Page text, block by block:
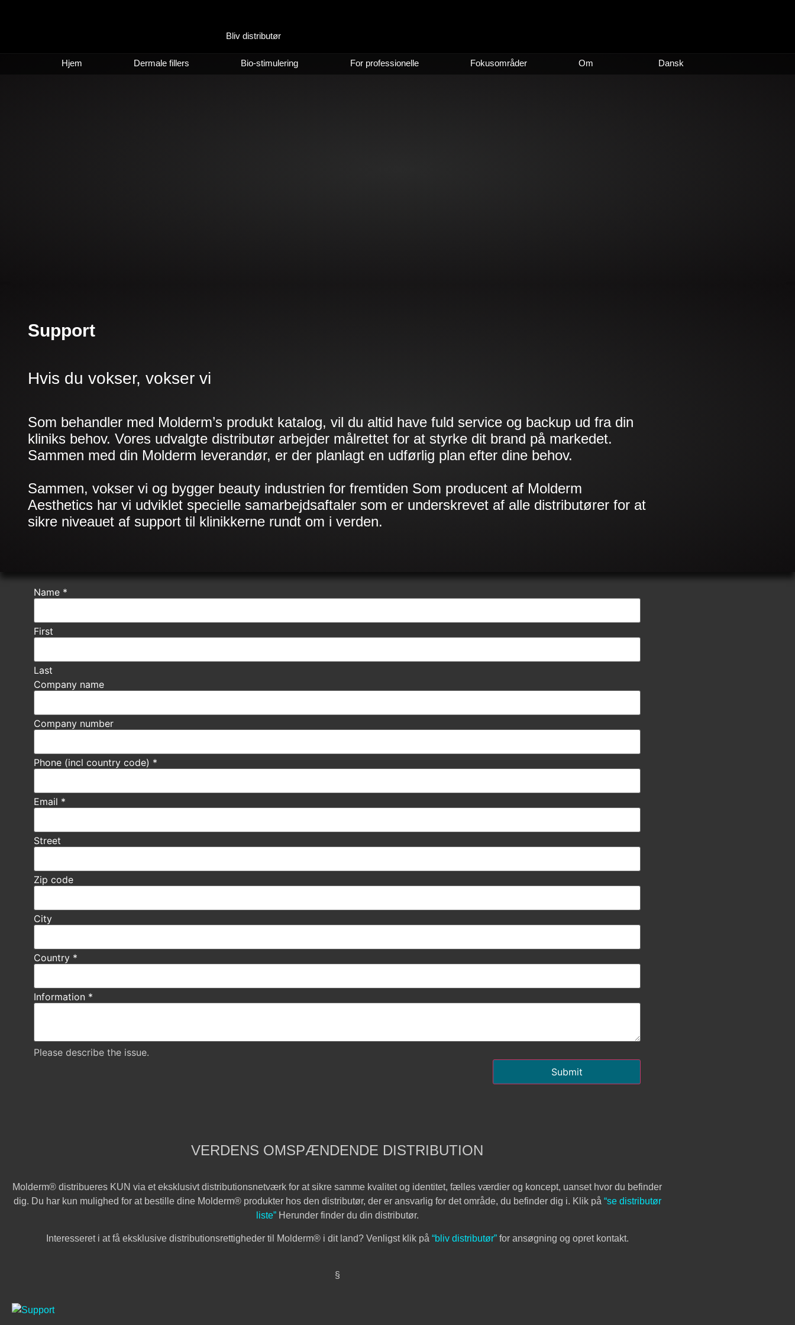
Bliv distributør
Hjem Dermale fillers Bio-stimulering For professionelle Fokusområder Om Dansk
Support
Hvis du vokser, vokser vi
Som behandler med Molderm’s produkt katalog, vil du altid have fuld service og backup ud fra din
kliniks behov. Vores udvalgte distributør arbejder målrettet for at styrke dit brand på markedet.
Sammen med din Molderm leverandør, er der planlagt en udførlig plan efter dine behov.
Sammen, vokser vi og bygger beauty industrien for fremtiden Som producent af Molderm
Aesthetics har vi udviklet specielle samarbejdsaftaler som er underskrevet af alle distributører for at
sikre niveauet af support til klinikkerne rundt om i verden.
Name *
First
Last
Company name
Company number
Phone (incl country code) *
Email *
Street
Zip code
City
Country *
Information *
Please describe the issue.
Submit
VERDENS OMSPÆNDENDE DISTRIBUTION
Molderm® distribueres KUN via et eksklusivt distributionsnetværk for at sikre samme kvalitet og identitet, fælles værdier og koncept, uanset hvor du befinder
dig. Du har kun mulighed for at bestille dine Molderm® produkter hos den distributør, der er ansvarlig for det område, du befinder dig i. Klik på “se distributør
liste”Herunder finder du din distributør.
Interesseret i at få eksklusive distributionsrettigheder til Molderm® i dit land? Venligst klik på “bliv distributør”for ansøgning og opret kontakt.
§